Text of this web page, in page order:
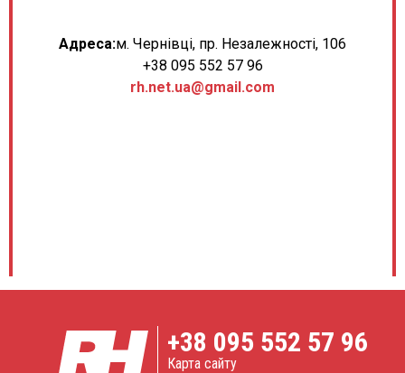
Адреса:м. Чернівці, пр. Незалежності, 106
+38 095 552 57 96
rh.net.ua@gmail.com
+38 095 552 57 96
Карта сайту